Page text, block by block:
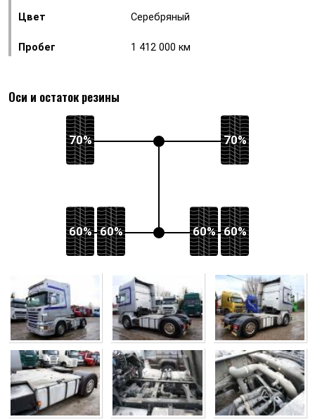
Цвет Серебряный
Пробег 1 412 000 км
Оси и остаток резины
70% 70%
60% 60% 60% 60%